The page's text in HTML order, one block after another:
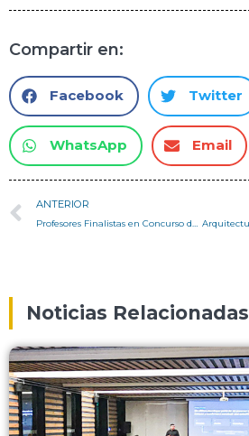
Compartir en:
Facebook Twitter
WhatsApp Email
ANTERIOR
Noticias Relacionadas